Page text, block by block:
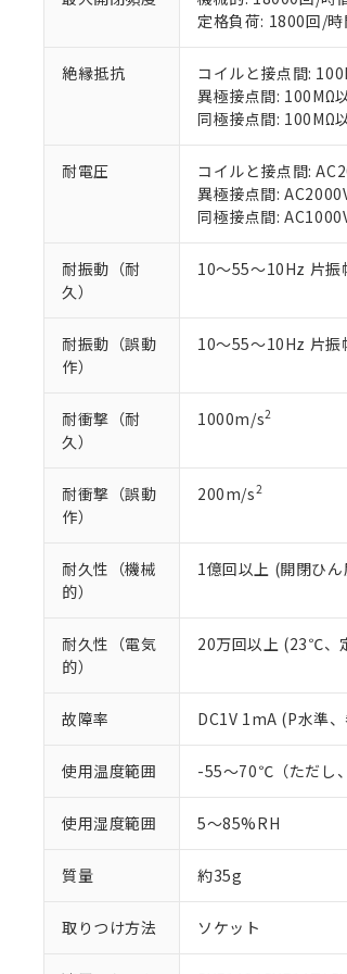
定格負荷: 1800回/時
絶縁抵抗
コイルと接点間:
異極接点間: 100MΩ
同極接点間: 100MΩ
耐電圧
コイルと接点間:
異極接点間:
同極接点間:
耐振動（耐
久）
10～55～10Hz 片
耐振動（誤動
作）
10～55～10Hz 片
耐衝撃（耐
久）
1000m/s2
耐衝撃（誤動
作）
200m/s2
耐久性（機械
的）
1億回以上 (開閉ひ
耐久性（電気
的）
20万回以上 (23℃、
故障率 DC1V 1mA (P水準
使用温度範囲 -55～70℃（ただし
使用湿度範囲 5～85%RH
質量 約35g
取りつけ方法 ソケット